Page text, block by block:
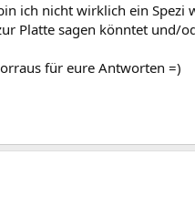
ich nicht wirklich ein Spezi
Platte sagen könntet und/
für eure Antworten =)